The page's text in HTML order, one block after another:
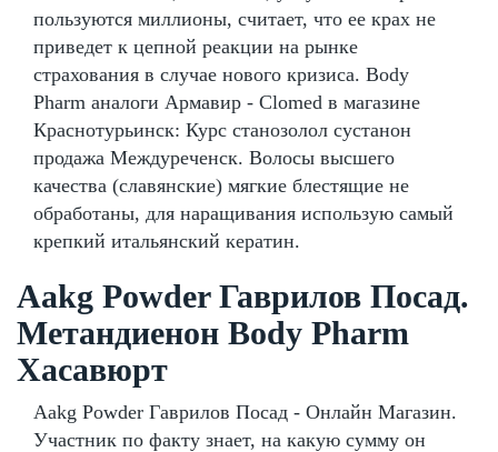
пользуются миллионы, считает, что ее крах не
приведет к цепной реакции на рынке
страхования в случае нового кризиса. Body
Pharm аналоги Армавир - Clomed в магазине
Краснотурьинск: Курс станозолол сустанон
продажа Междуреченск. Волосы высшего
качества (славянские) мягкие блестящие не
обработаны, для наращивания использую самый
крепкий итальянский кератин.
Aakg Powder Гаврилов Посад.
Метандиенон Body Pharm
Хасавюрт
Aakg Powder Гаврилов Посад - Онлайн Магазин.
Участник по факту знает, на какую сумму он